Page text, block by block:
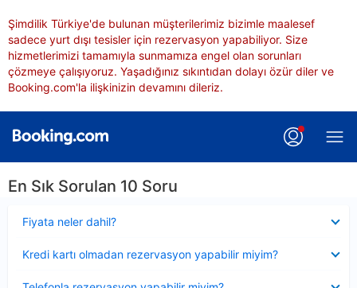
Şimdilik Türkiye'de bulunan müşterilerimiz bizimle maalesef
sadece yurt dışı tesisler için rezervasyon yapabiliyor. Size
hizmetlerimizi tamamıyla sunmamıza engel olan sorunları
çözmeye çalışıyoruz. Yaşadığınız sıkıntıdan dolayı özür diler ve
Booking.com'la ilişkinizin devamını dileriz.
En Sık Sorulan 10 Soru
Fiyata neler dahil?
Kredi kartı olmadan rezervasyon yapabilir miyim?